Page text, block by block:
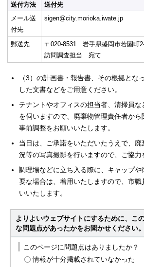
送付方法
送付先
メール送
付先
sigen@city.morioka.iwate.jp
郵送先
〒020-8531 岩手県盛岡市若園
訪問調査担当 宛て
（3）の計画書・報告書、その根拠とな
した文書などをご用意ください。
テナントやオフィスの担当者、清掃員
を伺いますので、廃棄物管理責任者から
事前調整をお願いいたします。
当日は、ご承諾をいただいたうえで、
況等の写真撮影を行いますので、ご協力
調理場などに立ち入る際に、キャップ
要な場合は、着用いたしますので、市
いいたします。
よりよいウェブサイトにするために、こ
な問題点があったかをお聞かせください。
このページに問題点はありましたか？
情報が十分掲載されていなかった